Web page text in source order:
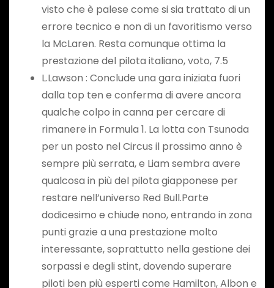
visto che è palese come si sia trattato di un
errore tecnico e non di un favoritismo verso
la McLaren. Resta comunque ottima la
prestazione del pilota italiano, voto, 7.5
L.Lawson : Conclude una gara iniziata fuori
dalla top ten e conferma di avere ancora
qualche colpo in canna per cercare di
rimanere in Formula 1. La lotta con Tsunoda
per un posto nel Circus il prossimo anno è
sempre più serrata, e Liam sembra avere
qualcosa in più del pilota giapponese per
restare nell’universo Red Bull.Parte
dodicesimo e chiude nono, entrando in zona
punti grazie a una prestazione molto
interessante, soprattutto nella gestione dei
sorpassi e degli stint, dovendo superare
piloti ben più esperti come Hamilton, Albon e